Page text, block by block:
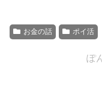
お金の話 ポイ活
ぽ